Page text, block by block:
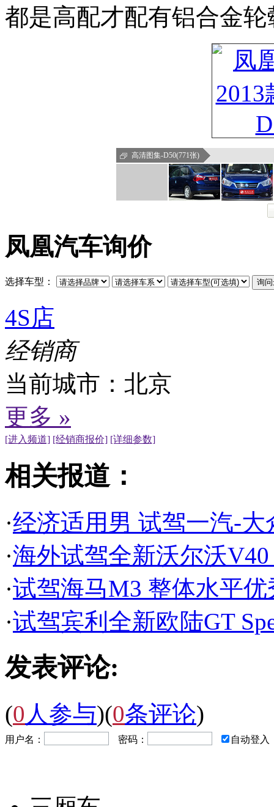
都是高配才配有铝合金轮
高清图集-D50(771张)
凤凰汽车询价
选择车型：
4S店
经销商
当前城市： 北京
更多 »
[进入频道] [经销商报价] [详细参数]
相关报道：
·经济适用男 试驾一汽-大
·海外试驾全新沃尔沃
·试驾海马M3 整体水平
·试驾宾利全新欧陆GT
发表评论:
(0 人参与)(0条评论)
用户名： 密码： 自动登入